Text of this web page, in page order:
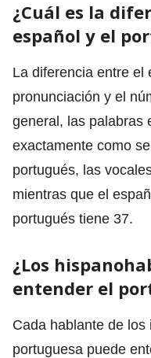
¿Cuál es la
español y el
La diferencia entre el
pronunciación y el
general, las palabras
exactamente como
portugués, las
mientras que el
portugués tiene 37.
¿Los
entender el
Cada hablante de
portuguesa puede